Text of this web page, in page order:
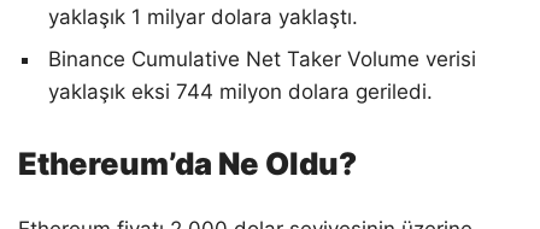
yaklaşık 1 milyar dolara yaklaştı.
Binance Cumulative Net Taker Volume verisi
yaklaşık eksi 744 milyon dolara geriledi.
Ethereum’da Ne Oldu?